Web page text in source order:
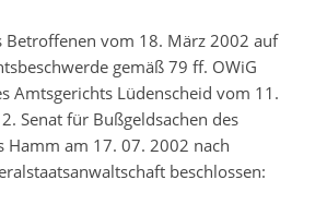
Betroffenen vom 18. März 2002 auf
gemäß 79 ff. OWiG
Amtsgerichts Lüdenscheid vom 11.
Senat für Bußgeldsachen des
Hamm am 17. 07. 2002 nach
beschlossen: